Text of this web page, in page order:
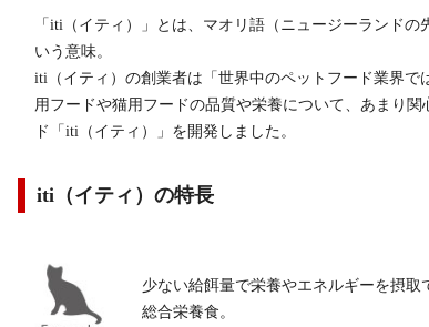
「iti（イティ）」とは、マオリ語（ニュージーランド
いう意味。
iti（イティ）の創業者は「世界中のペットフード業界で
用フードや猫用フードの品質や栄養について、あまり
ド「iti（イティ）」を開発しました。
iti（イティ）の特長
少ない給餌量で栄養やエネルギーを摂
総合栄養食。